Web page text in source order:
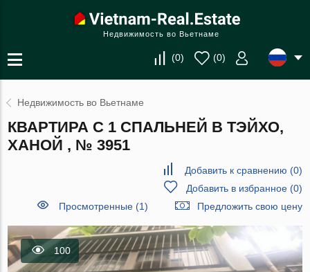
Недвижимость во Вьетнаме
(0) (0)
Недвижимость во Вьетнаме
КВАРТИРА С 1 СПАЛЬНЕЙ В ТЭЙХО,
ХАНОЙ , № 3951
Добавить к сравнению (0)
Добавить в избранное(0)
Просмотренные (1)
Предложить свою цену
100